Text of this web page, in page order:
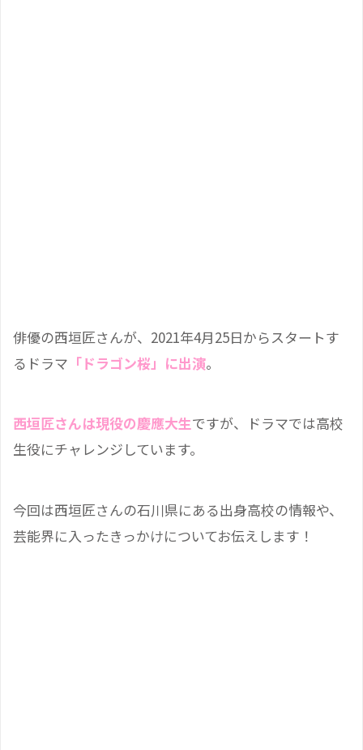
俳優の西垣匠さんが、2021年4月25日からスタートす
るドラマ 「ドラゴン桜」に出演。
西垣匠さんは現役の慶應大生ですが、ドラマでは高校
生役にチャレンジしています。
今回は西垣匠さんの石川県にある出身高校の情報や、
芸能界に入ったきっかけについてお伝えします！